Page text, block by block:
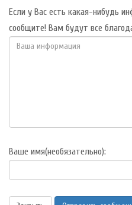
Если у Вас есть какая-нибудь
сообщите! Вам будут все
Ваше имя(необязательно):